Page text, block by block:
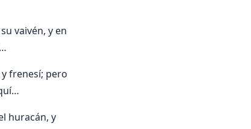
vaivén, y en
frenesí; pero
huracán, y